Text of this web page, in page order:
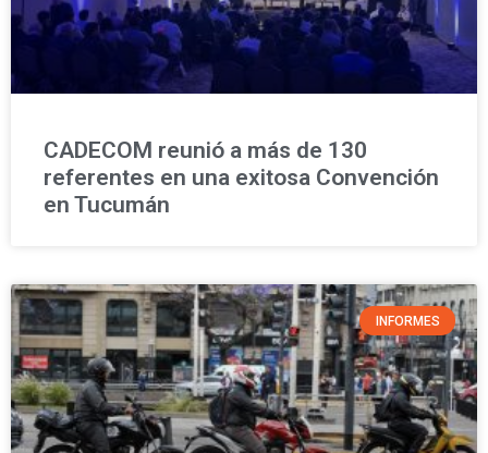
CADECOM reunió a más de 130
referentes en una exitosa Convención
en Tucumán
INFORMES